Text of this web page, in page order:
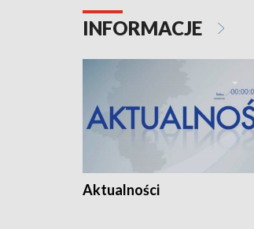
INFORMACJE
Aktualności